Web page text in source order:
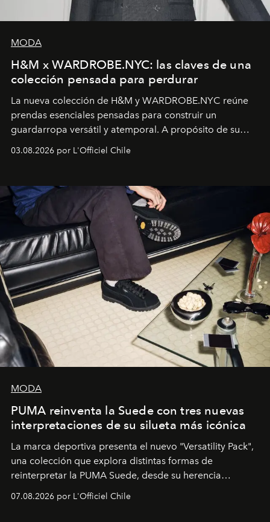
MODA
H&M x WARDROBE.NYC: las claves de una
colección pensada para perdurar
La nueva colección de H&M y WARDROBE.NYC reúne
prendas esenciales pensadas para construir un
guardarropa versátil y atemporal. A propósito de su
la asesora creativa y jefa de diseño global de la marca
y la filosofía detrás de la propuesta.
03.08.2026 por L'Officiel Chile
MODA
PUMA reinventa la Suede con tres nuevas
interpretaciones de su silueta más icónica
La marca deportiva presenta el nuevo "Versatility Pack",
una colección que explora distintas formas de
reinterpretar la PUMA Suede, desde su herencia
diseño y el universo outdoor.
07.08.2026 por L'Officiel Chile